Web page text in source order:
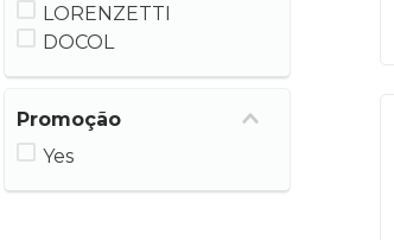
LORENZETTI
DOCOL
Promoção
Yes